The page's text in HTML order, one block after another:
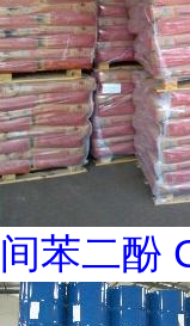
间苯二酚